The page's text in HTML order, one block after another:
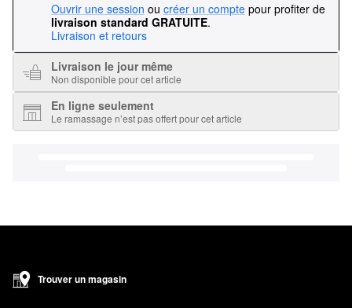
Ouvrir une session ou créer un compte pour profiter de
livraison standard GRATUITE.
Livraison et retours
Livraison le jour même
Non disponible pour cet article
En ligne seulement
Le ramassage n’est pas offert pour cet article
Trouver un magasin